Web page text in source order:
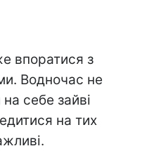
впоратися з
Водночас не
себе зайві
на тих